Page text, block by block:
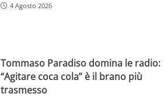
4 Agosto 2026
Tommaso Paradiso domina le radio:
“Agitare coca cola” è il brano più
trasmesso